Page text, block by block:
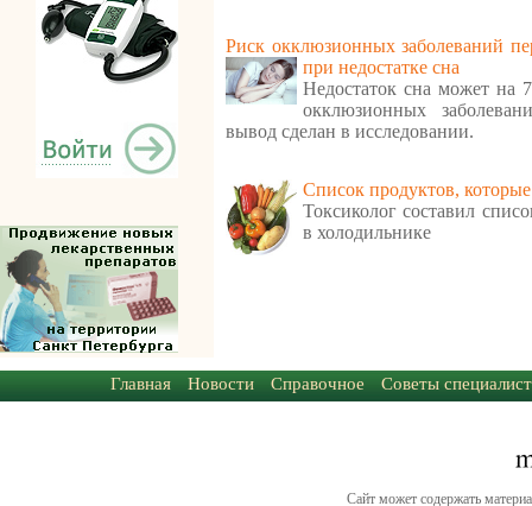
Риск окклюзионных заболеваний
при недостатке сна
Недостаток сна может на
окклюзионных
вывод сделан в исследовании.
Cписок продуктов,
Токсиколог составил
в холодильнике
Главная Новости Справочное Советы
Сайт может содержать